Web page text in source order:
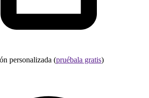
personalizada (pruébala gratis)